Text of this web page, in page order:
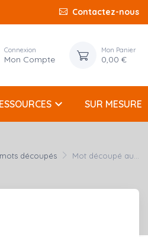
Contactez-nous
Connexion
Mon Compte
Mon Panier
0,00 €
keyboard_arrow_down SUR MESURE
découpés Mot découpé au...